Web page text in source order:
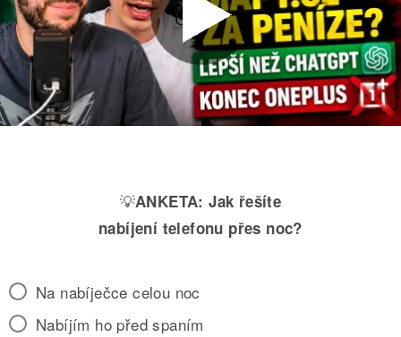
💡ANKETA: Jak řešíte
nabíjení telefonu přes noc?
Na nabíječce celou noc
Nabíjím ho před spaním